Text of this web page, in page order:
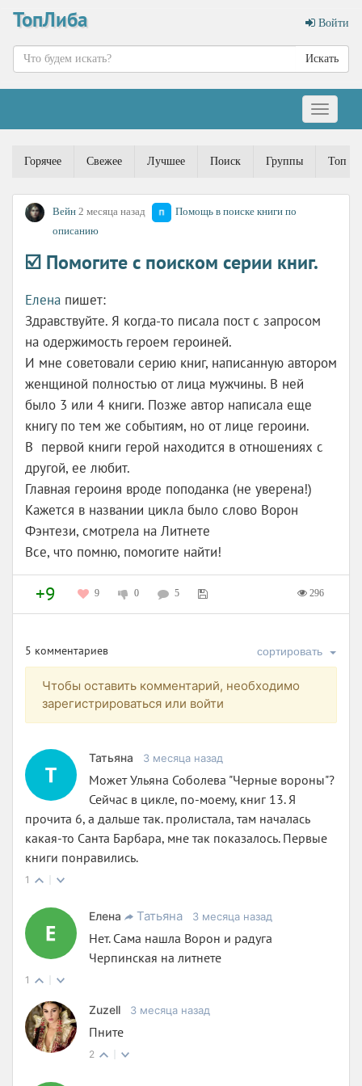
ТопЛиба Войти
Искать
Меню
Горячее Свежее Лучшее Поиск Группы Топ
Вейн 2 месяца назад
Помощь в поиске книги по
описанию
☑️ Помогите с поиском серии книг.
Елена пишет:
Здравствуйте. Я когда-то писала пост с запросом
на одержимость героем героиней.
И мне советовали серию книг, написанную автором
женщиной полностью от лица мужчины. В ней
было 3 или 4 книги. Позже автор написала еще
книгу по тем же событиям, но от лице героини.
В первой книги герой находится в отношениях с
другой, ее любит.
Главная героиня вроде поподанка (не уверена!)
Кажется в названии цикла было слово Ворон
Фэнтези, смотрела на Литнете
Все, что помню, помогите найти!
+9 9 0 5 296